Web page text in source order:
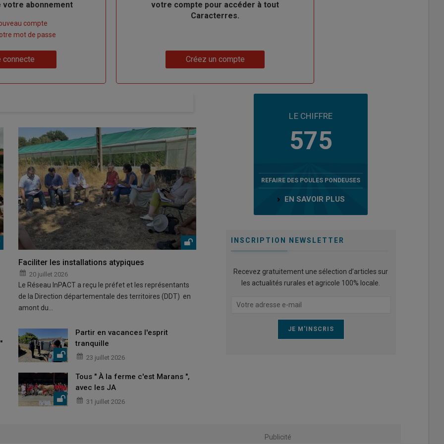
abonnement
compte
mot de passe
connecte
votre compte pour accéder à tout
Caracterres.
Créez un compte
Faciliter les installations atypiques
20 juillet 2026
Le Réseau InPACT a reçu le préfet et les représentants
de la Direction départementale des territoires (DDT) en
amont du…
Partir en vacances l'esprit
tranquille
23 juillet 2026
Tous " À la ferme c'est Marans ",
avec les JA
31 juillet 2026
LE CHIFFRE
575
REFAIRE DES POULES PONDEUSES
EN SAVOIR PLUS
INSCRIPTION NEWSLETTER
Recevez gratuitement une sélection d’articles sur
les actualités rurales et agricole 100% locale.
Publicité